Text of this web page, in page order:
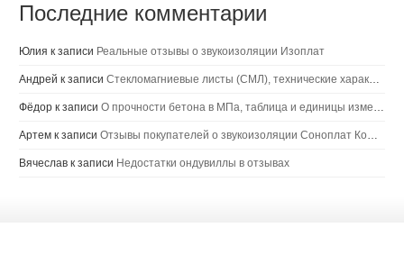
Последние комментарии
Юлия к записи Реальные отзывы о звукоизоляции Изоплат
Андрей к записиСтекломагниевые листы (СМЛ), технические характеристики, цена, выводы
Фёдор к записиО прочности бетона в МПа, таблица и единицы измерения
Артем к записиОтзывы покупателей о звукоизоляции Соноплат Комби
Вячеслав к записи Недостатки ондувиллы в отзывах